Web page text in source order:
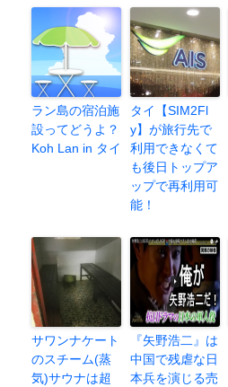
ラン島の宿泊施
設ってどうよ？
Koh Lan in タイ
タイ【SIM2Fl
y】が旅行先で
利用できなくて
も後日トップア
ップで再利用可
能！
サワンナケート
のスチーム(蒸
気)サウナは超
『矢野浩二』は
中国で残虐な日
本兵を演じる売